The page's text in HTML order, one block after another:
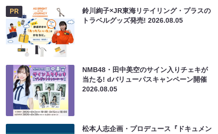
PR
鈴川絢子×JR東海リテイリング・プラスの
トラベルグッズ発売!2026.08.05
NMB48・田中美空のサイン入りチェキが
当たる! dバリューパスキャンペーン開催
2026.08.05
松本人志企画・プロデュース『ドキュメン